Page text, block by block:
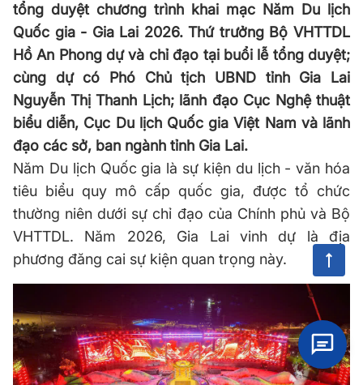
tổng duyệt chương trình khai mạc Năm Du lịch
Quốc gia - Gia Lai 2026. Thứ trưởng Bộ VHTTDL
Hồ An Phong dự và chỉ đạo tại buổi lễ tổng duyệt;
cùng dự có Phó Chủ tịch UBND tỉnh Gia Lai
Nguyễn Thị Thanh Lịch; lãnh đạo Cục Nghệ thuật
biểu diễn, Cục Du lịch Quốc gia Việt Nam và lãnh
đạo các sở, ban ngành tỉnh Gia Lai.
Năm Du lịch Quốc gia là sự kiện du lịch - văn hóa
tiêu biểu quy mô cấp quốc gia, được tổ chức
thường niên dưới sự chỉ đạo của Chính phủ và Bộ
VHTTDL. Năm 2026, Gia Lai vinh dự là địa
phương đăng cai sự kiện quan trọng này.